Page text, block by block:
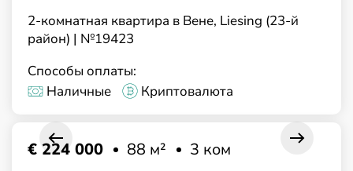
2-комнатная квартира в Вене, Liesing (23-й
район) | №19423
Способы оплаты:
Наличные
Криптовалюта
€ 224 000 88 м² 3 ком